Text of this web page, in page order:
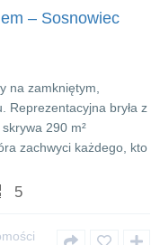
– Sosnowiec
na zamkniętym,
Reprezentacyjna bryła z
290 m²
zachwyci każdego, kto
5